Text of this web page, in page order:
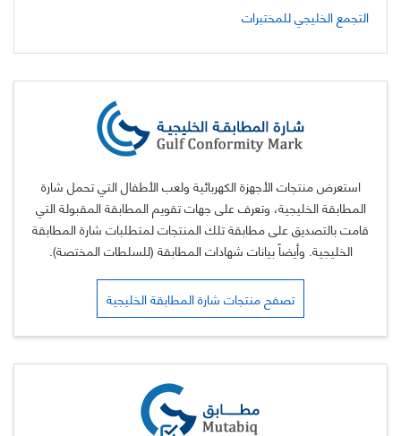
التجمع الخليجي للمختبرات
استعرض منتجات الأجهزة الكهربائية ولعب الأطفال التي تحمل شارة
المطابقة الخليجية، وتعرف على جهات تقويم المطابقة المقبولة التي
قامت بالتصديق على مطابقة تلك المنتجات لمتطلبات شارة المطابقة
الخليجية. وأيضاً بيانات شهادات المطابقة (للسلطات المختصة).
تصفح منتجات شارة المطابقة الخليجية